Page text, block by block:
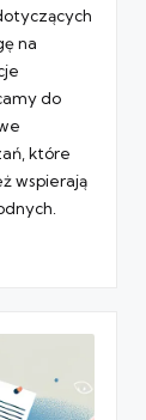
na
do
które
wspierają